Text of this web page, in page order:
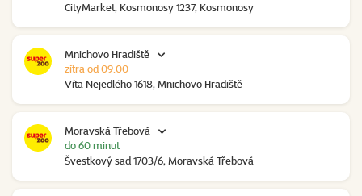
CityMarket, Kosmonosy 1237, Kosmonosy
Mnichovo Hradiště
Víta Nejedlého 1618, Mnichovo Hradiště
zítra od 09:00
Moravská Třebová
Švestkový sad 1703/6, Moravská Třebová
do 60 minut